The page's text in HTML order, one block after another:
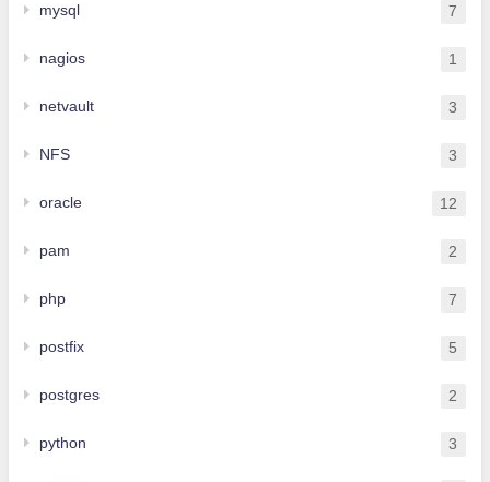
mysql 7
nagios 1
netvault 3
NFS 3
oracle 12
pam 2
php 7
postfix 5
postgres 2
python 3